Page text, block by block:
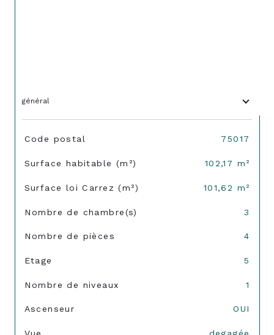
général
TRAD_SIROCCO_Caracteristique
Code postal 75017
Surface habitable (m²) 102,17 m²
Surface loi Carrez (m²) 101,62 m²
Nombre de chambre(s) 3
Nombre de pièces 4
Etage 5
Nombre de niveaux 1
Ascenseur OUI